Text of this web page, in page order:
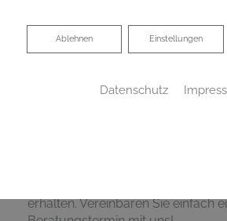
FÖRDERUNG BEI
NEUINSTALLATION
MODERNISIERUNG
erhalten. Vereinbaren Sie einfach
Einstellungen
Ablehnen
Ablehnen
Datenschutz